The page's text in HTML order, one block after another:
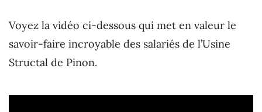
Voyez la vidéo ci-dessous qui met en valeur le
savoir-faire incroyable des salariés de l’Usine
Structal de Pinon.